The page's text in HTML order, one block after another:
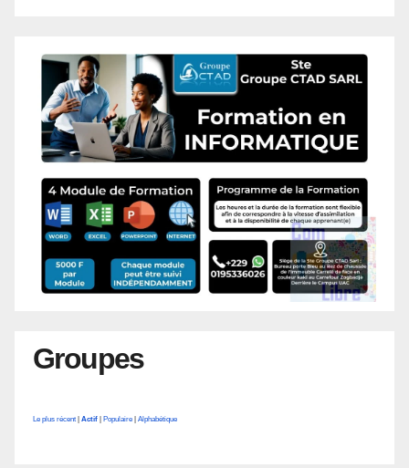
Groupes
Le plus récent Actif Populaire Alphabétique